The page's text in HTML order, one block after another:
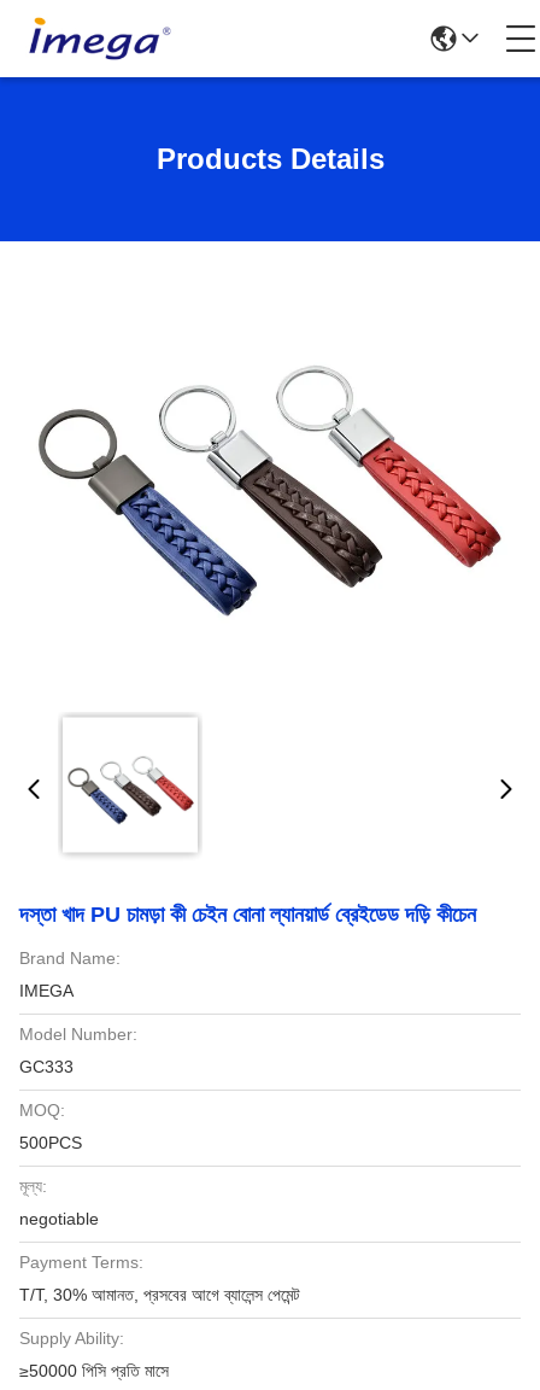
Products Details
দস্তা খাদ PU চামড়া কী চেইন বোনা ল্যানয়ার্ড ব্রেইডেড দড়ি কীচেন
Brand Name:
IMEGA
Model Number:
GC333
MOQ:
500PCS
মূল্য:
negotiable
Payment Terms:
T/T, 30% আমানত, প্রসবের আগে ব্যালেন্স পেমেন্ট
Supply Ability:
≥50000 পিসি প্রতি মাসে